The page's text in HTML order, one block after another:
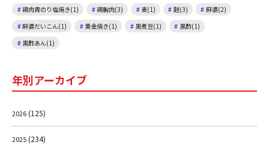
鶏肉青のり塩焼き(1)
鶏胸肉(3) 麦(1) 麩(3)
麻婆(2)
麻婆だいこん(1)
黄金焼き(1) 黒煮豆(1)
黒酢(1)
黒酢あん(1)
年別アーカイブ
2026(125)
2025(234)